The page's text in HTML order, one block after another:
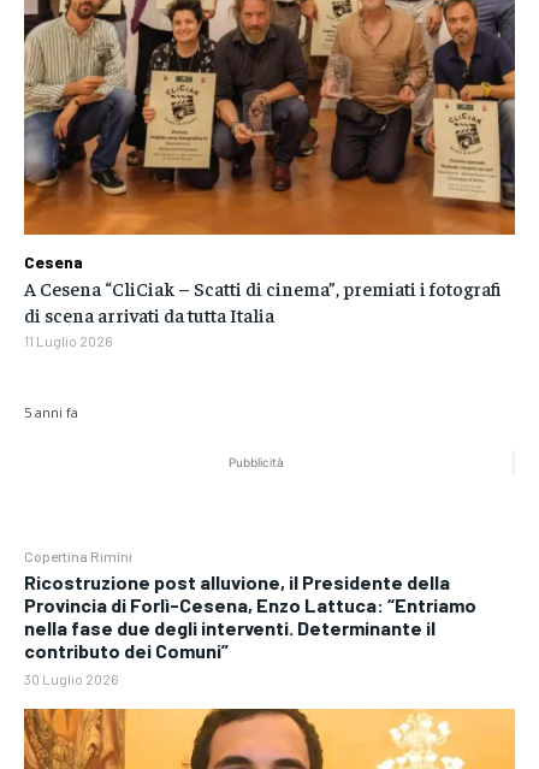
Pubblicità
Copertina Rimini
Ricostruzione post alluvione, il Presidente della
Provincia di Forlì-Cesena, Enzo Lattuca: “Entriamo
nella fase due degli interventi. Determinante il
contributo dei Comuni”
30 Luglio 2026
5 anni fa
Cesena
A Cesena “CliCiak – Scatti di cinema”, premiati i fotografi
di scena arrivati da tutta Italia
11 Luglio 2026